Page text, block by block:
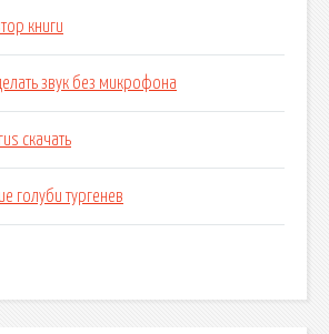
книги
звук без микрофона
скачать
голуби тургенев